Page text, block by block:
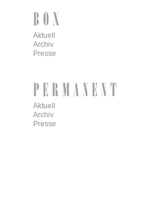
Aktuell
Archiv
Presse
Aktuell
Archiv
Presse